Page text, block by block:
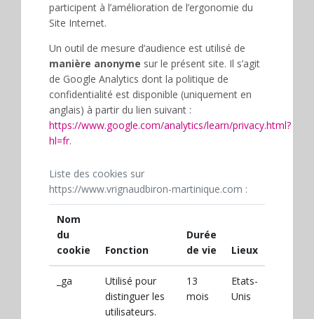
participent à l’amélioration de l’ergonomie du
Site Internet.
Un outil de mesure d’audience est utilisé de
manière anonyme sur le présent site. Il s’agit
de Google Analytics dont la politique de
confidentialité est disponible (uniquement en
anglais) à partir du lien suivant :
https://www.google.com/analytics/learn/privacy.html?
hl=fr.
Liste des cookies sur
https://www.vrignaudbiron-martinique.com :
Nom
du
cookie
Fonction
Durée
de vie
Lieux
_ga
Utilisé pour
distinguer les
utilisateurs.
13
mois
Etats-
Unis